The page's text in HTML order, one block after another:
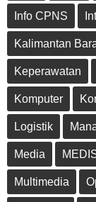
Info CPNS
Kalimantan
Keperawatan
Komputer
Logistik
Media
Multimedia